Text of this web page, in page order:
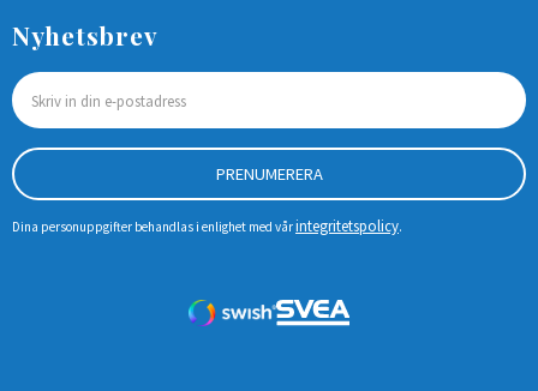
Nyhetsbrev
PRENUMERERA
Dina personuppgifter behandlas i enlighet med vårintegritetspolicy.